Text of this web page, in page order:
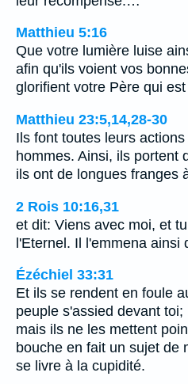
Matthieu 5:16
Que votre lumière luise
afin qu'ils voient vos
glorifient votre Père qui
Matthieu 23:5,14,28-30
Ils font toutes leurs
hommes. Ainsi, ils portent
ils ont de longues franges
2 Rois 10:16,31
et dit: Viens avec moi, et
l'Eternel. Il l'emmena
Ézéchiel 33:31
Et ils se rendent en foule
peuple s'assied devant
mais ils ne les mettent
bouche en fait un sujet de
se livre à la cupidité.